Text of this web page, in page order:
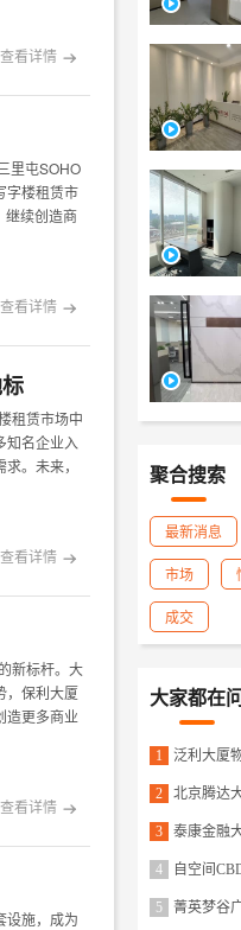
查看详情 
里屯SOHO
字楼租赁市
继续创造商
查看详情 
租赁市场中
知名企业入
。未来，
查看详情 
新标杆。大
，保利大厦
造更多商业
查看详情 
设施，成为
聚合搜索
最新消息
市场
成交
大家都在
1 泛利大厦
2 北京腾达
3 泰康金融
4 自空间
5 菁英梦谷